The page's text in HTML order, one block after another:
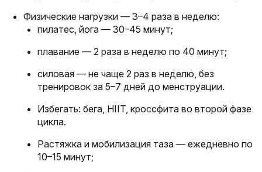
Физические нагрузки — 3–4 раза в неделю:
пилатес, йога — 30–45 минут;
плавание — 2 раза в неделю по 40 минут;
силовая — не чаще 2 раз в неделю, без
тренировок за 5–7 дней до менструации.
Избегать: бега, HIIT, кроссфита во второй фазе
цикла.
Растяжка и мобилизация таза — ежедневно по
10–15 минут;